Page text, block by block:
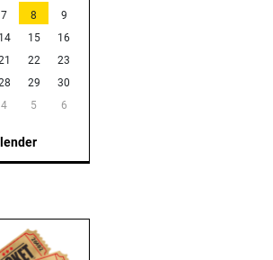
7 8
9
14 15
16
22
23
29
30
4 5 6